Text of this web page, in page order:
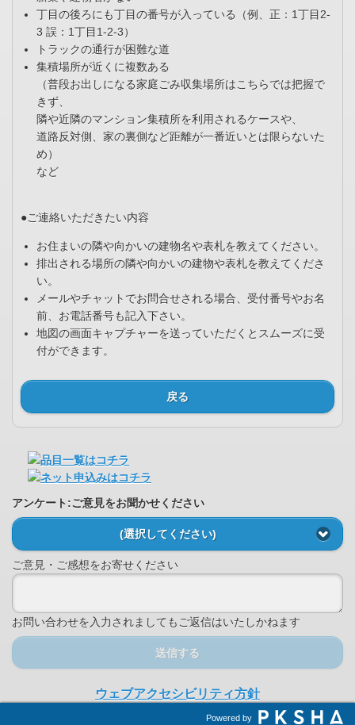
丁目の後ろにも丁目の番号が入っている（例、正：1丁目2-
3 誤：1丁目1-2-3）
トラックの通行が困難な道
集積場所が近くに複数ある
（普段お出しになる家庭ごみ収集場所はこちらでは把握で
きず、
隣や近隣のマンション集積所を利用されるケースや、
道路反対側、家の裏側など距離が一番近いとは限らないた
め）
など
●ご連絡いただきたい内容
お住まいの隣や向かいの建物名や表札を教えてください。
排出される場所の隣や向かいの建物や表札を教えてくださ
い。
メールやチャットでお問合せされる場合、受付番号やお名
前、お電話番号も記入下さい。
地図の画面キャプチャーを送っていただくとスムーズに受
付ができます。
戻る
アンケート:ご意見をお聞かせください
(選択してください)
ご意見・ご感想をお寄せください
お問い合わせを入力されましてもご返信はいたしかねます
送信する
ウェブアクセシビリティ方針
Powered by